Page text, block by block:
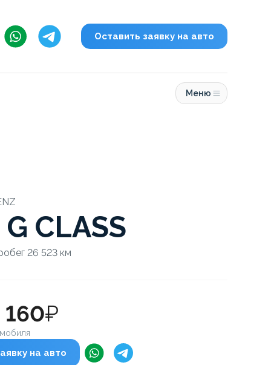
Оставить заявку на авто
Меню
CLASS
26 523 км
160₽
на авто